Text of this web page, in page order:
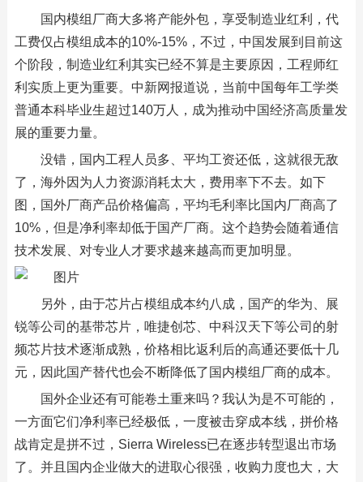
国内模组厂商大多将产能外包，享受制造业红利，代
工费仅占模组成本的10%-15%，不过，中国发展到目前这
个阶段，制造业红利其实已经不算是主要原因，工程师红
利实质上更为重要。中新网报道说，当前中国每年工学类
普通本科毕业生超过140万人，成为推动中国经济高质量发
展的重要力量。
没错，国内工程人员多、平均工资还低，这就很无敌
了，海外因为人力资源消耗太大，费用率下不去。如下
图，国外厂商产品价格偏高，平均毛利率比国内厂商高了
10%，但是净利率却低于国产厂商。这个趋势会随着通信
技术发展、对专业人才要求越来越高而更加明显。
另外，由于芯片占模组成本约八成，国产的华为、展
锐等公司的基带芯片，唯捷创芯、中科汉天下等公司的射
频芯片技术逐渐成熟，价格相比返利后的高通还要低十几
元，因此国产替代也会不断降低了国内模组厂商的成本。
国外企业还有可能卷土重来吗？我认为是不可能的，
一方面它们净利率已经极低，一度被击穿成本线，拼价格
战肯定是拼不过，Sierra Wireless已在逐步转型退出市场
了。并且国内企业做大的进取心很强，收购力度也大，大